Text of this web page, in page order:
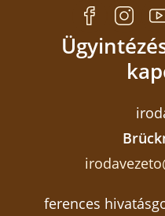
ferences